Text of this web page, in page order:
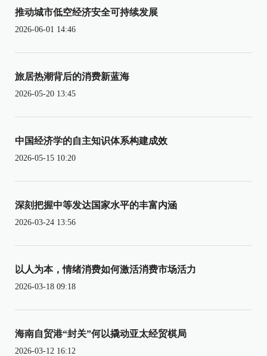
推动城市低空经济安全可持续发展
2026-06-01 14:46
旅居热潮背后的消费新蓝海
2026-05-20 13:45
中国经济学的自主知识体系构建成效
2026-05-15 10:20
深刻把握中等发达国家水平的丰富内涵
2026-03-24 13:56
以人为本，情绪消费如何激活消费市场活力
2026-03-18 09:18
海南自贸港“封关”何以撬动亚太经贸棋局
2026-03-12 16:12